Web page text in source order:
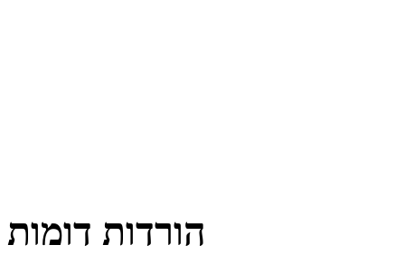
הורדות דומות